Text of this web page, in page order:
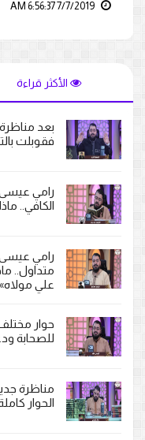
الأكثر قراءة
بعد
فقوبلت
رامي عيسى
الكافي..
رامي
متداول..
علي
حوار
للصحابة
مناظرة
الحوار